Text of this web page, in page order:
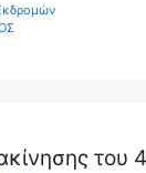
του